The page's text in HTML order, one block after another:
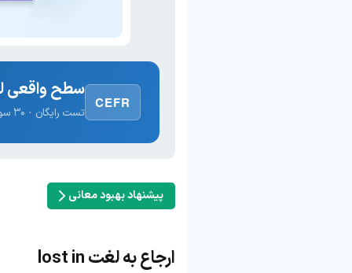
CEFR
سطح واقعی
تست رایگان · ۳۰ سوال · نتیجه فوری
پیشنهاد بهبود معانی
ارجاع به لغت lost in